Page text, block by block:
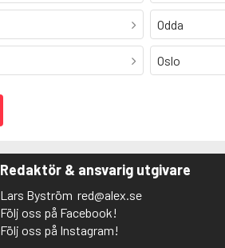
Odda
Oslo
Redaktör & ansvarig utgivare
Lars Byström red@alex.se
Följ oss på Facebook!
Följ oss på Instagram!